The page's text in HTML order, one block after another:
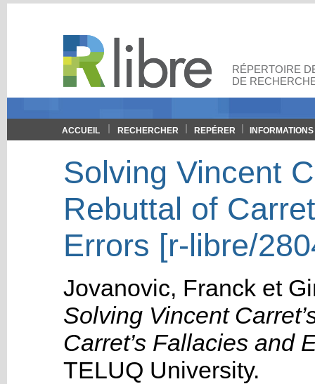
RÉPERTOIRE
DE
ACCUEIL RECHERCHER REPÉRER INFORMATIONS
Solving Vincent
Rebuttal of
Errors [r-libre/
Jovanovic, Franck et
Solving Vincent
Carret’s Fallacies and
TELUQ University.